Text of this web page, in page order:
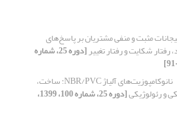
مثبت و منفی مشتریان بر پاسخ‌های
رفتار شکایت و رفتار تغییر [دوره 25، شماره
نانوکامپوزیت‌های آلیاژ NBR/PVC: ساخت،
و رئولوژیکی [دوره 25، شماره 100، 1399،